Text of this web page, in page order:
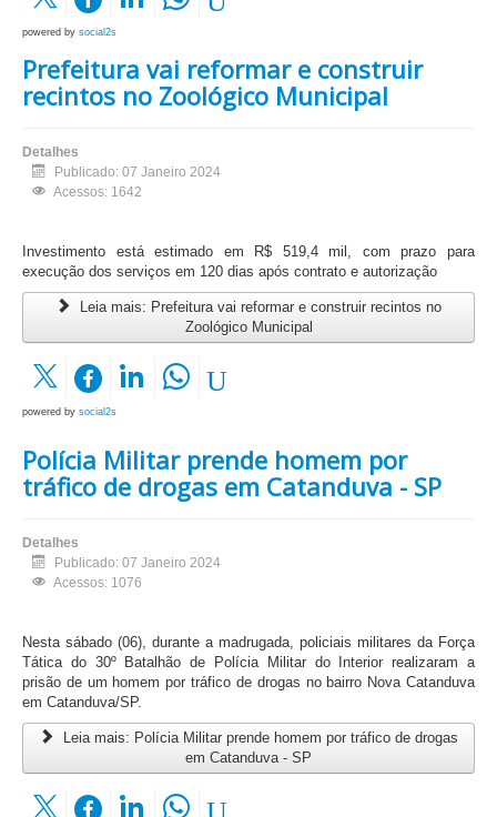
powered by social2s
Prefeitura vai reformar e construir
recintos no Zoológico Municipal
Detalhes
Publicado: 07 Janeiro 2024
Acessos: 1642
Investimento está estimado em R$ 519,4 mil, com prazo para
execução dos serviços em 120 dias após contrato e autorização
Leia mais: Prefeitura vai reformar e construir recintos no
Zoológico Municipal
powered by social2s
Polícia Militar prende homem por
tráfico de drogas em Catanduva - SP
Detalhes
Publicado: 07 Janeiro 2024
Acessos: 1076
Nesta sábado (06), durante a madrugada, policiais militares da Força
Tática do 30º Batalhão de Polícia Militar do Interior realizaram a
prisão de um homem por tráfico de drogas no bairro Nova Catanduva
em Catanduva/SP.
Leia mais: Polícia Militar prende homem por tráfico de drogas
em Catanduva - SP